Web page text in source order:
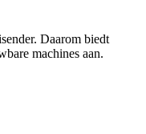
Daarom biedt
machines aan.